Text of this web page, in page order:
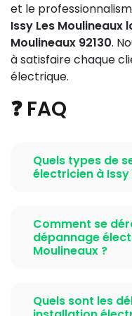
et le
Issy Les Moulineaux
Moulineaux 92130.
à satisfaire chaque
électrique.
❓ FAQ
Quels types de
électricien à Issy
éventail de services,
neuve, le
rénovation
pose d’éclairage
Comment se
dépannage
Moulineaux ?
Issy Les Moulineaux,
diagnostic rapide
Quels sont les